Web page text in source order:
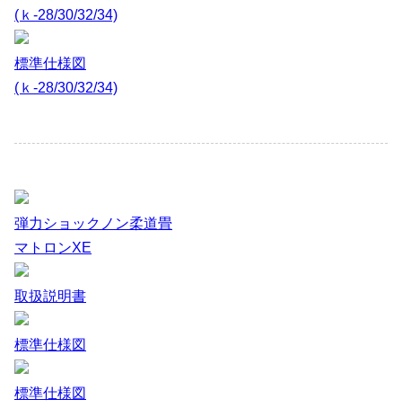
(ｋ-28/30/32/34)
標準仕様図
(ｋ-28/30/32/34)
弾力ショックノン柔道畳
マトロンXE
取扱説明書
標準仕様図
標準仕様図